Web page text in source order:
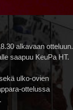
alkavaan otteluun.
saapuu KeuPa HT.
ulko-ovien
ottelussa